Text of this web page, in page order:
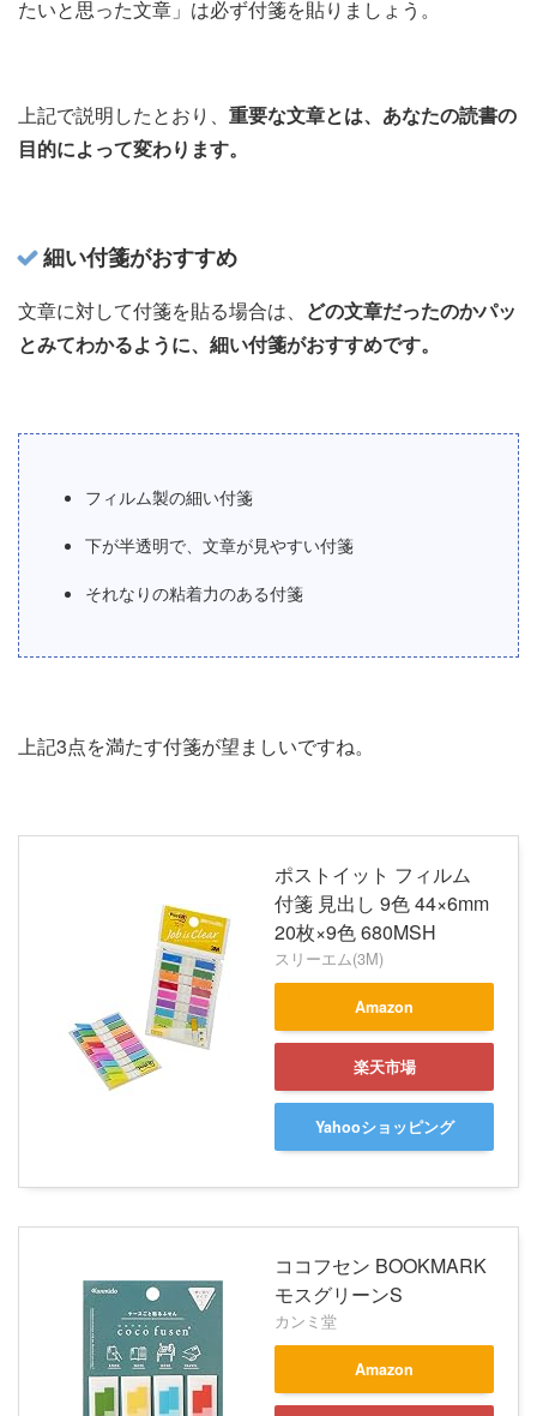
たいと思った文章」は必ず付箋を貼りましょう。
上記で説明したとおり、 重要な文章とは、あなたの読書の
目的によって変わります。
細い付箋がおすすめ
文章に対して付箋を貼る場合は、 どの文章だったのかパッ
とみてわかるように、細い付箋がおすすめです。
フィルム製の細い付箋
下が半透明で、文章が見やすい付箋
それなりの粘着力のある付箋
上記3点を満たす付箋が望ましいですね。
ポストイット フィルム
付箋 見出し 9色 44×6mm
20枚×9色 680MSH
スリーエム(3M)
Amazon
楽天市場
Yahooショッピング
ココフセン BOOKMARK
モスグリーンS
カンミ堂
Amazon